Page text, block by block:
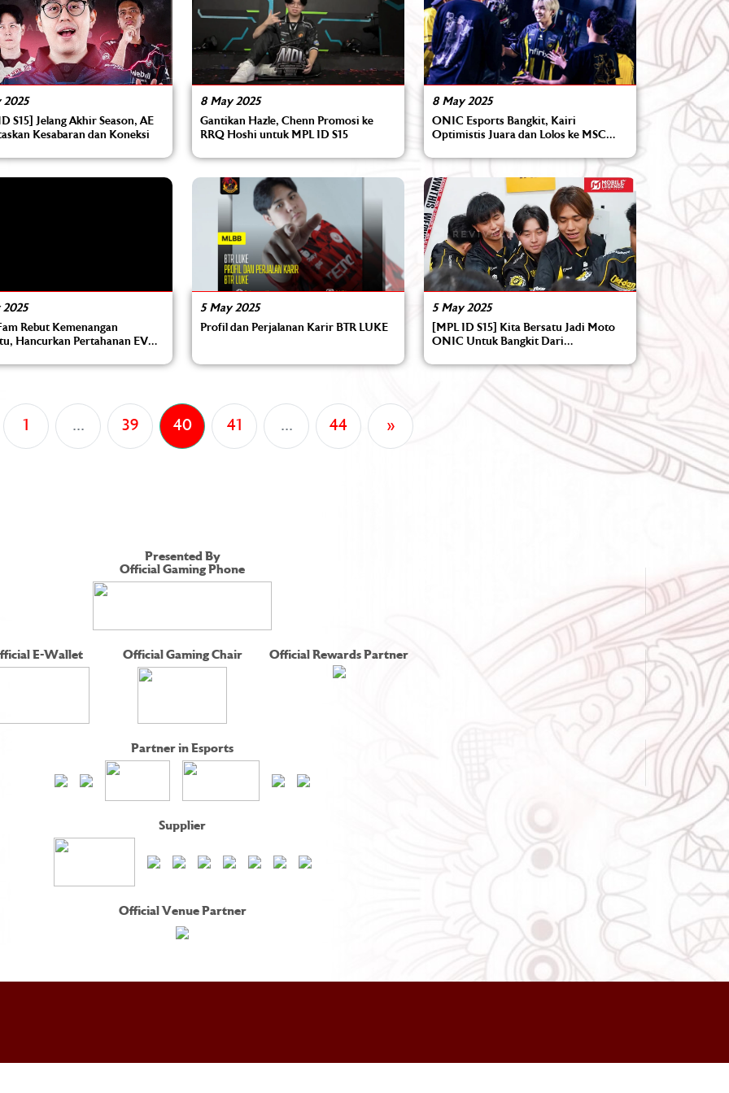
12 Jun 2026
Playoffs MPL ID S17: Geek Fam vs
ONIC, Pertarungan Giant Slayer dan
Sang Raja Langit
2025
S15] Jelang Akhir Season, AE
Kesabaran dan Koneksi
8 May 2025
Gantikan Hazle, Chenn Promosi ke
RRQ Hoshi untuk MPL ID S15
8 May 2025
ONIC Esports Bangkit, Kairi
Optimistis Juara dan Lolos ke MSC
2025
Rebut Kemenangan
Hancurkan Pertahanan EVOS
5 May 2025
Profil dan Perjalanan Karir BTR LUKE
5 May 2025
[MPL ID S15] Kita Bersatu Jadi Moto
ONIC Untuk Bangkit Dari
1 ... 39 40 41 ... 44 »
Presented By
Official Gaming Phone
E-Wallet Official Gaming Chair Official Rewards Partner
Partner in Esports
Supplier
Official Venue Partner